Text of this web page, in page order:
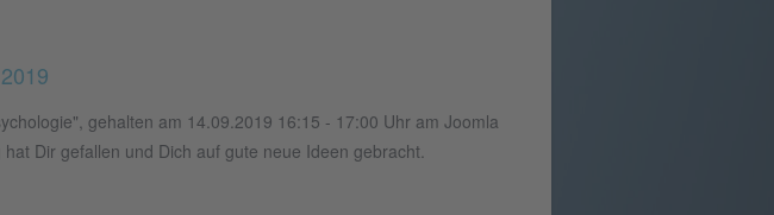
gehalten am 14.09.2019 16:15 - 17:00 Uhr am Joomla
Dir gefallen und Dich auf gute neue Ideen gebracht.